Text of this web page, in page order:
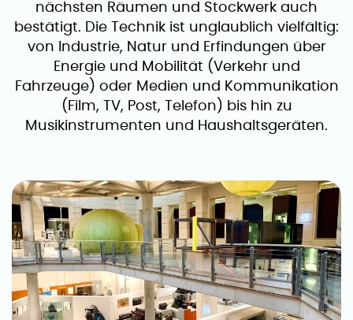
nächsten Räumen und Stockwerk auch
bestätigt. Die Technik ist unglaublich vielfältig:
von Industrie, Natur und Erfindungen über
Energie und Mobilität (Verkehr und
Fahrzeuge) oder Medien und Kommunikation
(Film, TV, Post, Telefon) bis hin zu
Musikinstrumenten und Haushaltsgeräten.